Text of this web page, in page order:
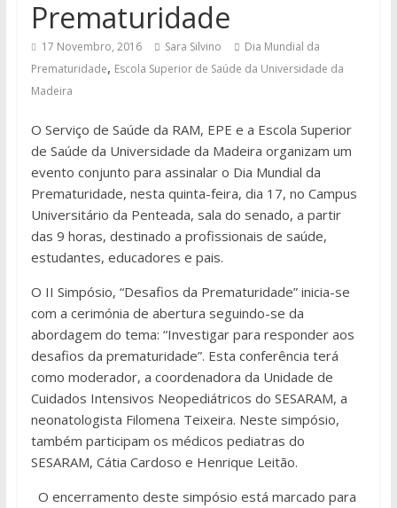
Prematuridade
17 Novembro, 2016 Sara Silvino
Dia Mundial da
Prematuridade, Escola Superior de Saúde da Universidade da
Madeira
O Serviço de Saúde da RAM, EPE e a Escola Superior
de Saúde da Universidade da Madeira organizam um
evento conjunto para assinalar o Dia Mundial da
Prematuridade, nesta quinta-feira, dia 17, no Campus
Universitário da Penteada, sala do senado, a partir
das 9 horas, destinado a profissionais de saúde,
estudantes, educadores e pais.
O II Simpósio, “Desafios da Prematuridade” inicia-se
com a cerimónia de abertura seguindo-se da
abordagem do tema: “Investigar para responder aos
desafios da prematuridade”. Esta conferência terá
como moderador, a coordenadora da Unidade de
Cuidados Intensivos Neopediátricos do SESARAM, a
neonatologista Filomena Teixeira. Neste simpósio,
também participam os médicos pediatras do
SESARAM, Cátia Cardoso e Henrique Leitão.
O encerramento deste simpósio está marcado para